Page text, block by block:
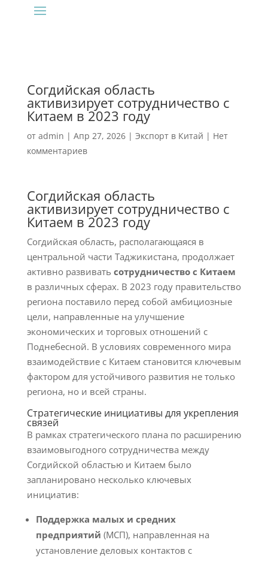
Согдийская область
активизирует сотрудничество с
Китаем в 2023 году
от admin | Апр 27, 2026| Экспорт в Китай | Нет
комментариев
Согдийская область
активизирует сотрудничество с
Китаем в 2023 году
Согдийская область, располагающаяся в
центральной части Таджикистана, продолжает
активно развивать сотрудничество с Китаем
в различных сферах. В 2023 году правительство
региона поставило перед собой амбициозные
цели, направленные на улучшение
экономических и торговых отношений с
Поднебесной. В условиях современного мира
взаимодействие с Китаем становится ключевым
фактором для устойчивого развития не только
региона, но и всей страны.
Стратегические инициативы для укрепления
связей
В рамках стратегического плана по расширению
взаимовыгодного сотрудничества между
Согдийской областью и Китаем было
запланировано несколько ключевых
инициатив:
Поддержка малых и средних
предприятий (МСП), направленная на
установление деловых контактов с